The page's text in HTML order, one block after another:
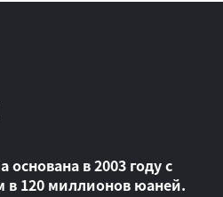
основана в 2003 году с
в 120 миллионов юаней.